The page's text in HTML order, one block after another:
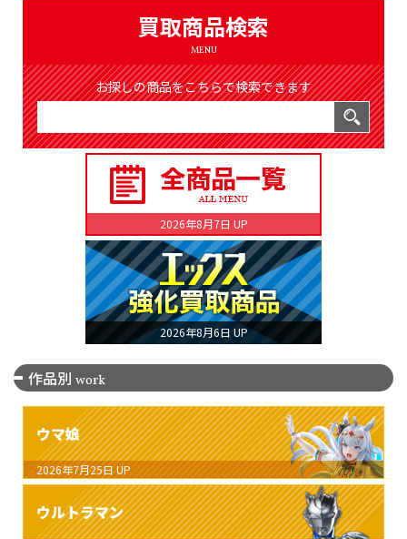
買取商品検索
MENU
お探しの商品をこちらで検索できます
2026年8月7日 UP
2026年8月6日 UP
作品別 work
ウマ娘
2026年7月25日 UP
ウルトラマン